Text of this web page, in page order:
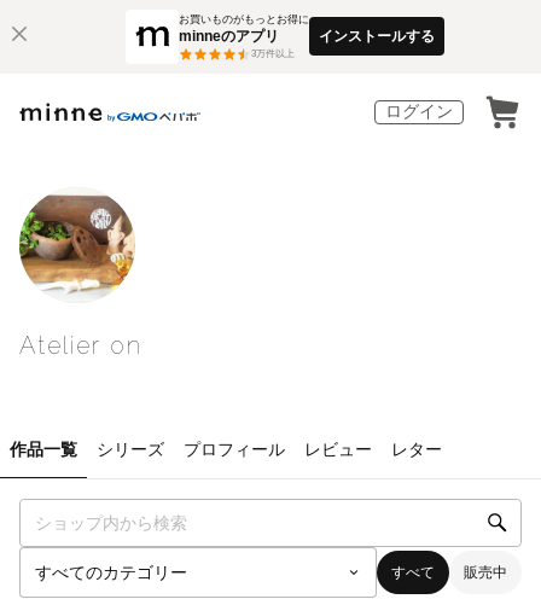
お買いものがもっとお得に
minneのアプリ
3万件以上
インストールする
ログイン
Atelier on
作品一覧 シリーズ プロフィール レビュー レター
すべて 販売中